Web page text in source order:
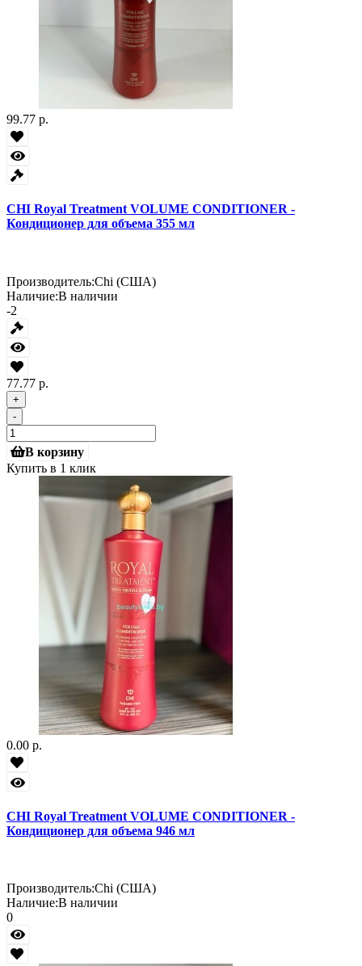
99.77 р.
CHI Royal Treatment VOLUME CONDITIONER -
Кондиционер для объема 355 мл
Производитель:Chi (США)
Наличие:В наличии
-2
77.77 р.
+
-
В корзину
Купить в 1 клик
0.00 р.
CHI Royal Treatment VOLUME CONDITIONER -
Кондиционер для объема 946 мл
Производитель:Chi (США)
Наличие:В наличии
0